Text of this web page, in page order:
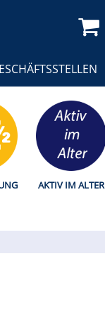
AKTIV IM ALTER